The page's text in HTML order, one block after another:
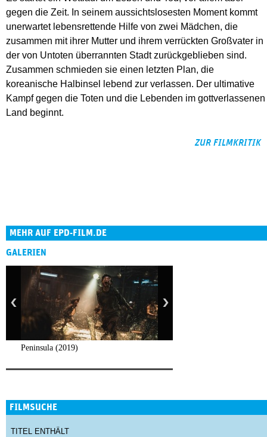
gegen die Zeit. In seinem aussichtslosesten Moment kommt
unerwartet lebensrettende Hilfe von zwei Mädchen, die
zusammen mit ihrer Mutter und ihrem verrückten Großvater in
der von Untoten überrannten Stadt zurückgeblieben sind.
Zusammen schmieden sie einen letzten Plan, die
koreanische Halbinsel lebend zur verlassen. Der ultimative
Kampf gegen die Toten und die Lebenden im gottverlassenen
Land beginnt.
ZUR FILMKRITIK
MEHR AUF EPD-FILM.DE
GALERIEN
Peninsula (2019)
FILMSUCHE
TITEL ENTHÄLT